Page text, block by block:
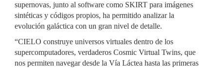
supernovas, junto al software como SKIRT para imágenes
sintéticas y códigos propios, ha permitido analizar la
evolución galáctica con un gran nivel de detalle.
“CIELO construye universos virtuales dentro de los
supercomputadores, verdaderos Cosmic Virtual Twins, que
nos permiten navegar desde la Vía Láctea hasta las primeras